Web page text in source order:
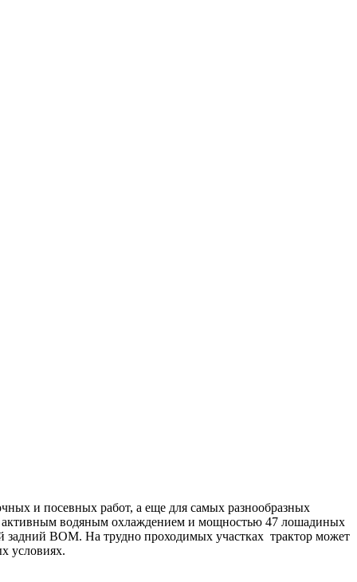
и посевных работ, а еще для самых разнообразных
активным водяным охлаждением и мощностью 47 лошадиных
задний ВОМ. На трудно проходимых участках трактор может
условиях.